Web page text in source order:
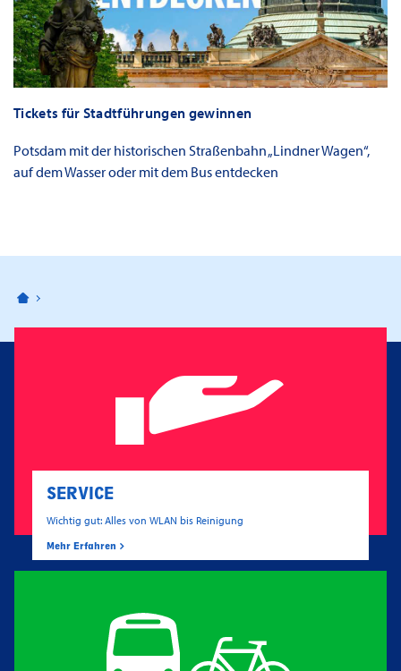
Tickets für Stadtführungen gewinnen
Potsdam mit der historischen Straßenbahn „Lindner Wagen“,
auf dem Wasser oder mit dem Bus entdecken
Bahnhofspassagen Potsdam
SERVICE
Wichtig gut: Alles von WLAN bis Reinigung
Mehr Erfahren